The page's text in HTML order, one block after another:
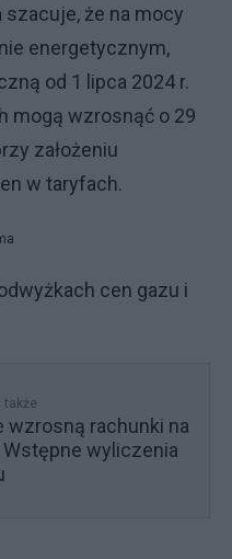
że na mocy
energetycznym,
od 1 lipca 2024 r.
mogą wzrosnąć o 29
założeniu
w taryfach.
cen gazu i
także
wzrosną rachunki na
Wstępne wyliczenia